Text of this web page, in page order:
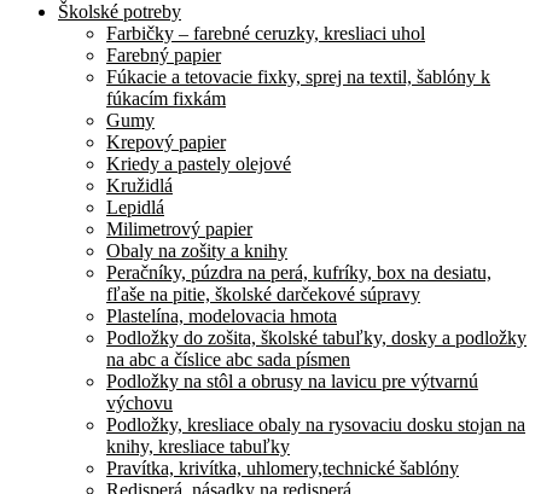
Školské potreby
Farbičky – farebné ceruzky, kresliaci uhol
Farebný papier
Fúkacie a tetovacie fixky, sprej na textil, šablóny k
fúkacím fixkám
Gumy
Krepový papier
Kriedy a pastely olejové
Kružidlá
Lepidlá
Milimetrový papier
Obaly na zošity a knihy
Peračníky, púzdra na perá, kufríky, box na desiatu,
fľaše na pitie, školské darčekové súpravy
Plastelína, modelovacia hmota
Podložky do zošita, školské tabuľky, dosky a podložky
na abc a číslice abc sada písmen
Podložky na stôl a obrusy na lavicu pre výtvarnú
výchovu
Podložky, kresliace obaly na rysovaciu dosku stojan na
knihy, kresliace tabuľky
Pravítka, krivítka, uhlomery,technické šablóny
Redisperá, násadky na redisperá